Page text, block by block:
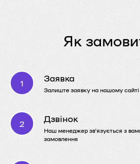
Як
Заявка
Залиште заявку на нашому сайті
Дзвінок
Наш менеджер зв'язується з
замовлення